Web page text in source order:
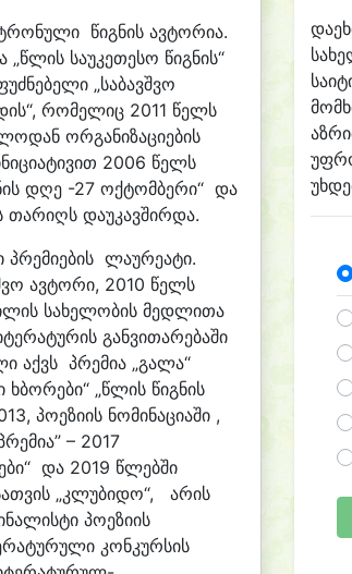
წიგნის ავტორია.
საუკეთესო წიგნის“
„საბავშვო
რომელიც 2011 წელს
ორგანიზაციების
2006 წელს
დღე -27 ოქტომბერი“ და
თარიღს დაუკავშირდა.
ლაურეატი.
ავტორი, 2010 წელს
სახელობის მედლითა
განვითარებაში
აქვს პრემია „გალა“
„წლის წიგნის
პოეზიის ნომინაციაში ,
– 2017
და 2019 წლებში
„კლუბიდო“, არის
პოეზიის
კონკურსის